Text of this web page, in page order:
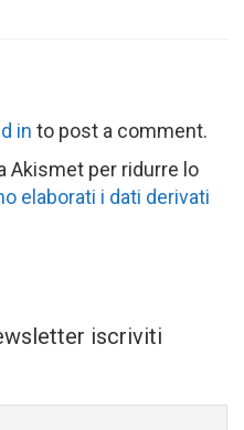
in to post a comment.
Akismet per ridurre lo
elaborati i dati derivati
iscriviti